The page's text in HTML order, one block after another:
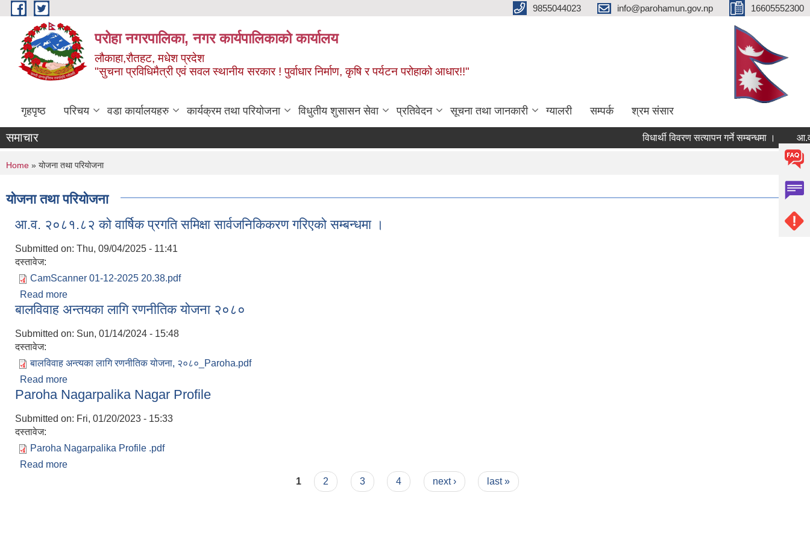
Skip to main content 9855044023 info@parohamun.gov.np 16605552300
परोहा नगरपालिका, नगर कार्यपालिकाको कार्यालय
लौकाहा,रौतहट, मधेश प्रदेश
"सुचना प्रविधिमैत्री एवं सवल स्थानीय सरकार ! पुर्वाधार निर्माण, कृषि र पर्यटन परोहाको आधार!!"
गृहपृष्ठ परिचय वडा कार्यालयहरु कार्यक्रम तथा परियोजना विधुतीय शुसासन सेवा प्रतिवेदन सूचना तथा जानकारी ग्यालरी सम्पर्क श्रम संसार
समाचार विधार्थी विवरण सत्यापन गर्ने सम्बन्धमा ।
You are here
Home » योजना तथा परियोजना
योजना तथा परियोजना
आ.व. २०८१.८२ को वार्षिक प्रगति समिक्षा सार्वजनिकिकरण गरिएको सम्बन्धमा ।
Submitted on: Thu, 09/04/2025 - 11:41
दस्तावेज:
CamScanner 01-12-2025 20.38.pdf
Read more
बालविवाह अन्तयका लागि रणनीतिक योजना २०८०
Submitted on: Sun, 01/14/2024 - 15:48
दस्तावेज:
बालविवाह अन्त्यका लागि रणनीतिक योजना, २०८०_Paroha.pdf
Read more
Paroha Nagarpalika Nagar Profile
Submitted on: Fri, 01/20/2023 - 15:33
दस्तावेज:
Paroha Nagarpalika Profile .pdf
Read more
1 2 3 4 next › last »